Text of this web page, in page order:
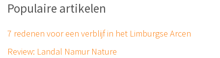
Populaire artikelen
7 redenen voor een verblijf in het Limburgse Arcen
Review: Landal Namur Nature